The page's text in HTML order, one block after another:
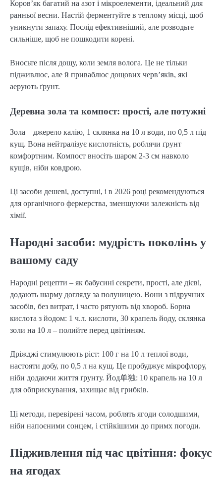
Коров’як багатий на азот і мікроелементи, ідеальний для
ранньої весни. Настій ферментуйте в теплому місці, щоб
уникнути запаху. Послід ефективніший, але розводьте
сильніше, щоб не пошкодити корені.
Вносьте після дощу, коли земля волога. Це не тільки
підживлює, але й приваблює дощових черв’яків, які
аерують ґрунт.
Деревна зола та компост: прості, але потужні
Зола – джерело калію, 1 склянка на 10 л води, по 0,5 л під
кущ. Вона нейтралізує кислотність, роблячи ґрунт
комфортним. Компост вносіть шаром 2-3 см навколо
кущів, ніби ковдрою.
Ці засоби дешеві, доступні, і в 2026 році рекомендуються
для органічного фермерства, зменшуючи залежність від
хімії.
Народні засоби: мудрість поколінь у
вашому саду
Народні рецепти – як бабусині секрети, прості, але дієві,
додають шарму догляду за полуницею. Вони з підручних
засобів, без витрат, і часто рятують від хвороб. Борна
кислота з йодом: 1 ч.л. кислоти, 30 крапель йоду, склянка
золи на 10 л – полийте перед цвітінням.
Дріжджі стимулюють ріст: 100 г на 10 л теплої води,
настояти добу, по 0,5 л на кущ. Це пробуджує мікрофлору,
ніби додаючи життя ґрунту. Йод单独: 10 крапель на 10 л
для обприскування, захищає від грибків.
Ці методи, перевірені часом, роблять ягоди солодшими,
ніби напоєними сонцем, і стійкішими до примх погоди.
Підживлення під час цвітіння: фокус
на ягодах